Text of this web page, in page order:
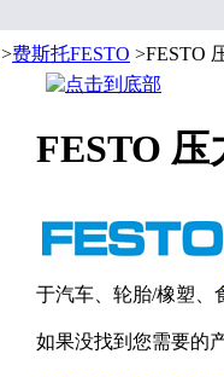
>费斯托FESTO >FESTO
FESTO 压
于汽车、轮胎/橡塑、
如果没找到您需要的